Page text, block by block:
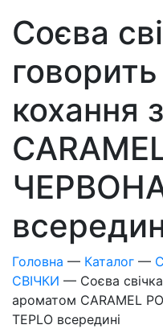
Соєва
кохання
Головна — Каталог —
СВІЧКИ — Соєва
ароматом CARAMEL
TEPLO всередині